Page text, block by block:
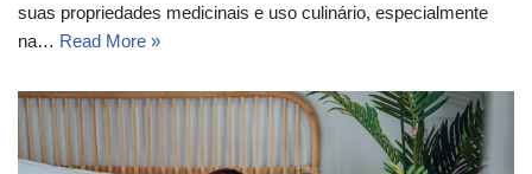
suas propriedades medicinais e uso culinário, especialmente
na… Read More »